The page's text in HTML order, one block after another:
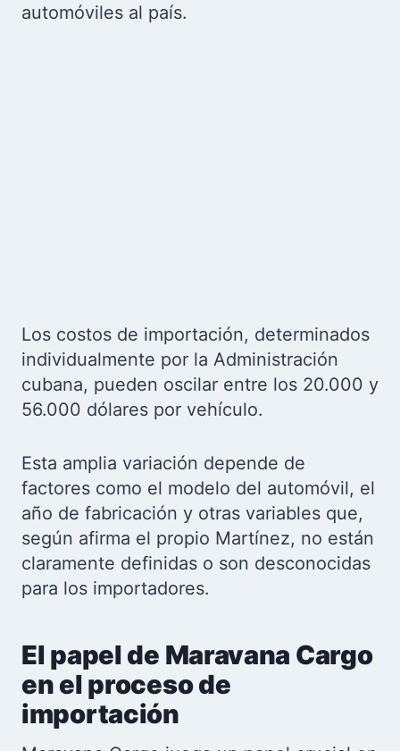
automóviles al país.
Los costos de importación, determinados
individualmente por la Administración
cubana, pueden oscilar entre los 20.000 y
56.000 dólares por vehículo.
Esta amplia variación depende de
factores como el modelo del automóvil, el
año de fabricación y otras variables que,
según afirma el propio Martínez, no están
claramente definidas o son desconocidas
para los importadores.
El papel de Maravana Cargo
en el proceso de
importación